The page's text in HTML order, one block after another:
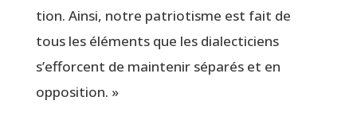
tion. Ain­si, notre patrio­tisme est fait de
tous les éléments que les dia­lec­ti­ciens
s’efforcent de main­te­nir séparés et en
opposition. »